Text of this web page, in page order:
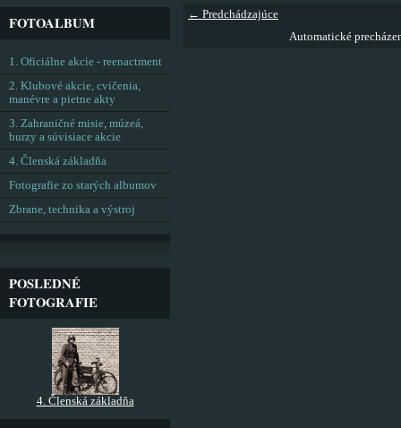
← Predchádzajúce
Automatické
FOTOALBUM
1. Oficiálne akcie - reenactment
2. Klubové akcie, cvičenia,
manévre a pietne akty
3. Zahraničné misie, múzeá,
burzy a súvisiace akcie
4. Členská základňa
Fotografie zo starých albumov
Zbrane, technika a výstroj
POSLEDNÉ
FOTOGRAFIE
4. Členská základňa